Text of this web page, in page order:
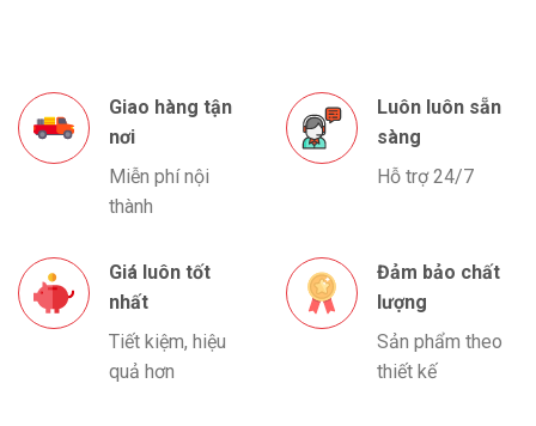
Giao hàng tận
nơi
Miễn phí nội
thành
Luôn luôn sẵn
sàng
Hỗ trợ 24/7
Giá luôn tốt
nhất
Tiết kiệm, hiệu
quả hơn
Đảm bảo chất
lượng
Sản phẩm theo
thiết kế